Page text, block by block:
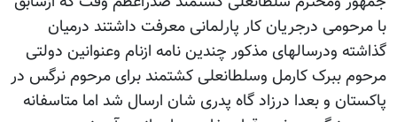
با مرحومی درجریان کار پارلمانی معرفت داشتند درمیان
گذاشته ودرسالهای مذکور چندین نامه ازنام وعنوانین دولتی
مرحوم ببرک کارمل وسلطانعلی کشتمند برای مرحوم نرگس در
پاکستان و بعدا درزاد گاه پدری شان ارسال شد اما متاسفانه